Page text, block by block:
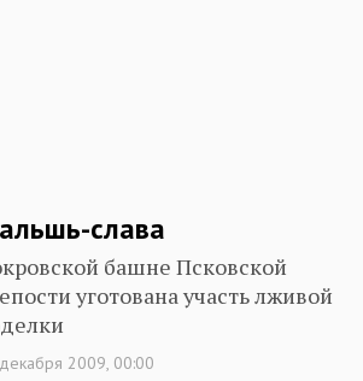
слава
башне Псковской
уготована участь лживой
2009, 00:00